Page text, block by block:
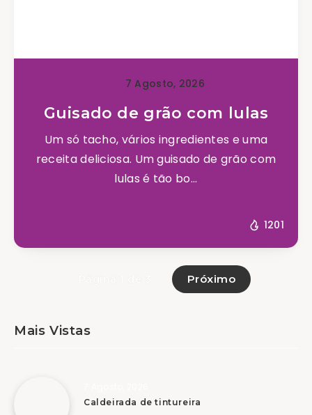
7 Agosto, 2026
Guisado de grão com lulas
Um só tacho, vários ingredientes e uma
receita deliciosa. Um guisado de grão com
lulas é tão bo...
1201
Próximo
Mais Vistas
Caldeirada de tintureira